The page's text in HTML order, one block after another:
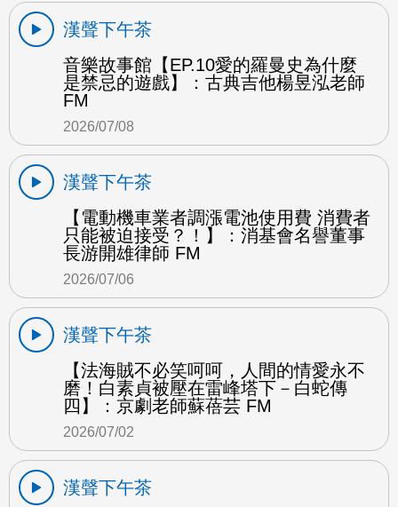
漢聲下午茶
音樂故事館【EP.10愛的羅曼史為什麼
是禁忌的遊戲】：古典吉他楊昱泓老師
FM
2026/07/08
漢聲下午茶
【電動機車業者調漲電池使用費 消費者
只能被迫接受？！】：消基會名譽董事
長游開雄律師 FM
2026/07/06
漢聲下午茶
【法海賊不必笑呵呵，人間的情愛永不
磨！白素貞被壓在雷峰塔下－白蛇傳
四】：京劇老師蘇蓓芸 FM
2026/07/02
漢聲下午茶